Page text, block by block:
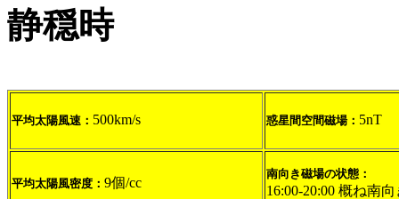
静穏時
平均太陽風速： 500km/s 惑星間空間磁場： 5nT
平均太陽風密度： 9個/cc
南向き磁場の状態：
16:00-20:00 概ね南